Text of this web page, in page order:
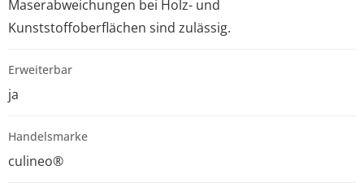
Maserabweichungen bei Holz- und
Kunststoffoberflächen sind zulässig.
Erweiterbar
ja
Handelsmarke
culineo®